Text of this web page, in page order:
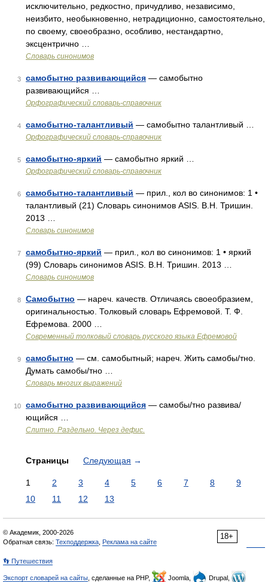
исключительно, редкостно, причудливо, независимо,
неизбито, необыкновенно, нетрадиционно, самостоятельно,
по своему, своеобразно, особливо, нестандартно,
эксцентрично …
Словарь синонимов
3 самобытно развивающийся — самобытно
развивающийся …
Орфографический словарь-справочник
4 самобытно-талантливый — самобытно талантливый …
Орфографический словарь-справочник
5 самобытно-яркий — самобытно яркий …
Орфографический словарь-справочник
6 самобытно-талантливый — прил., кол во синонимов: 1 •
талантливый (21) Словарь синонимов ASIS. В.Н. Тришин.
2013 …
Словарь синонимов
7 самобытно-яркий — прил., кол во синонимов: 1 • яркий
(99) Словарь синонимов ASIS. В.Н. Тришин. 2013 …
Словарь синонимов
8 Самобытно — нареч. качеств. Отличаясь своеобразием,
оригинальностью. Толковый словарь Ефремовой. Т. Ф.
Ефремова. 2000 …
Современный толковый словарь русского языка Ефремовой
9 самобытно — см. самобытный; нареч. Жить самобы/тно.
Думать самобы/тно …
Словарь многих выражений
10 самобытно развивающийся — самобы/тно развива/
ющийся …
Слитно. Раздельно. Через дефис.
Страницы Следующая →
1 2 3 4 5 6 7 8
9
10
11 12 13
18+
© Академик, 2000-2026
Обратная связь: Техподдержка Реклама на сайте
👣 Путешествия
Экспорт словарей на сайты , сделанные на PHP, Joomla,
Drupal,